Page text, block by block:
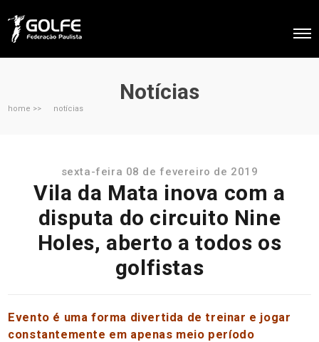
Notícias
home >> notícias
sexta-feira 08 de fevereiro de 2019
Vila da Mata inova com a
disputa do circuito Nine
Holes, aberto a todos os
golfistas
Evento é uma forma divertida de treinar e jogar
constantemente em apenas meio período